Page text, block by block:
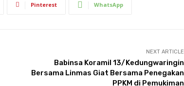
Pinterest WhatsApp
NEXT ARTICLE
Babinsa Koramil 13/Kedungwaringin
Bersama Linmas Giat Bersama Penegakan
PPKM di Pemukiman